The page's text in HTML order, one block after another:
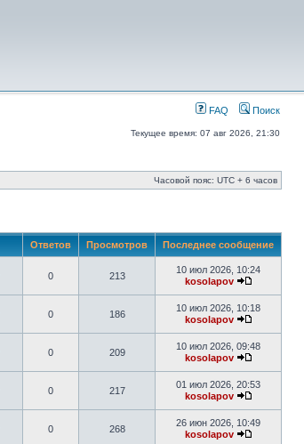
FAQ Поиск
Текущее время: 07 авг 2026, 21:30
Часовой пояс: UTC + 6 часов
Ответов Просмотров Последнее сообщение
0 213
10 июл 2026, 10:24
kosolapov
0 186
10 июл 2026, 10:18
kosolapov
0 209
10 июл 2026, 09:48
kosolapov
0 217
01 июл 2026, 20:53
kosolapov
0 268
26 июн 2026, 10:49
kosolapov